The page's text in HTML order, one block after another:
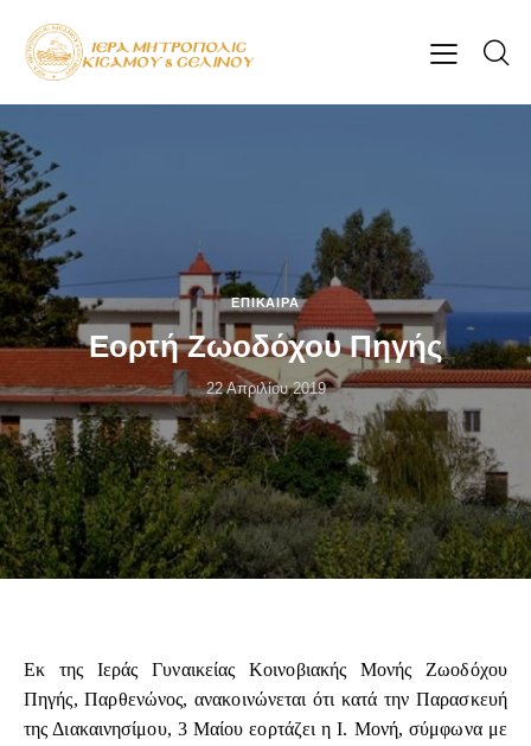
ΕΠΊΚΑΙΡΑ
Εορτή Ζωοδόχου Πηγής
22 Απριλίου 2019
Εκ της Ιεράς Γυναικείας Κοινοβιακής Μονής Ζωοδόχου
Πηγής, Παρθενώνος, ανακοινώνεται ότι κατά την Παρασκευή
της Διακαινησίμου, 3 Μαίου εορτάζει η Ι. Μονή, σύμφωνα με